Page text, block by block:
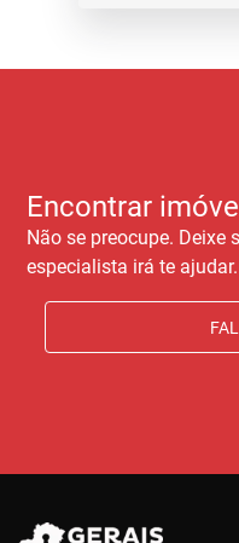
Encontrar
Não se preocupe. Deixe
especialista irá te ajudar.